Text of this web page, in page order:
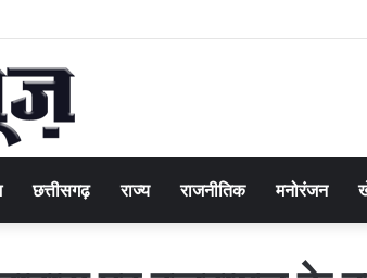
छत्तीसगढ़ राज्य राजनीतिक मनोरंजन